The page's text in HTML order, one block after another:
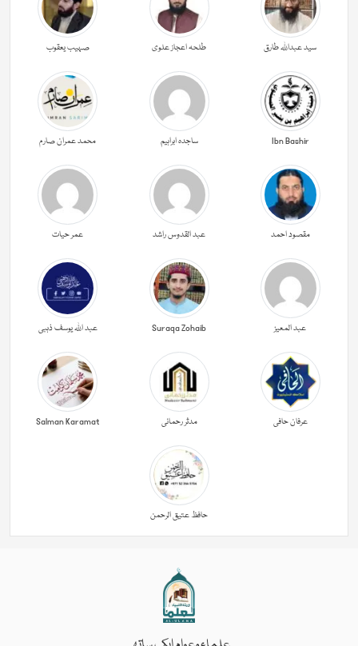
سید عبداللہ طارق طلحہ اعجاز علوی صہیب یعقوب
Ibn Bashir ساجدہ ابراہیم محمد عمران صارم
مقصود احمد عبد القدوس راشد عمر حیات
عبد المعیز Suraqa Zohaib عبد اللہ یوسف ذہبی
عرفان حافی مدثر رحمانی Salman Karamat
حافظ عتیق الرحمن